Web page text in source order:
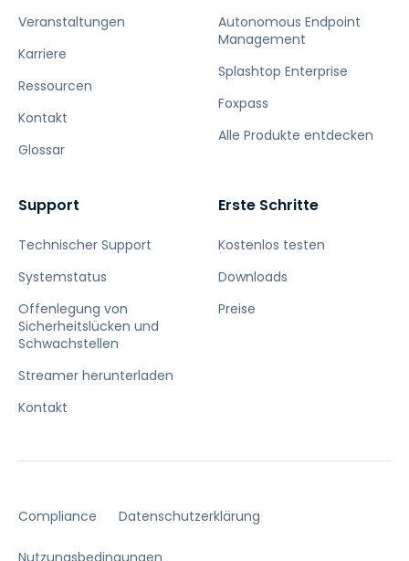
Veranstaltungen
Karriere
Ressourcen
Kontakt
Glossar
Autonomous Endpoint
Management
Splashtop Enterprise
Foxpass
Alle Produkte entdecken
Support
Technischer Support
Systemstatus
Offenlegung von
Sicherheitslücken und
Schwachstellen
Streamer herunterladen
Kontakt
Erste Schritte
Kostenlos testen
Downloads
Preise
Compliance Datenschutzerklärung
Nutzungsbedingungen